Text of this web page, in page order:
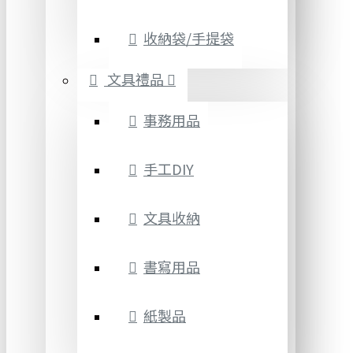
收納袋/手提袋
文具禮品
事務用品
手工DIY
文具收納
書寫用品
紙製品